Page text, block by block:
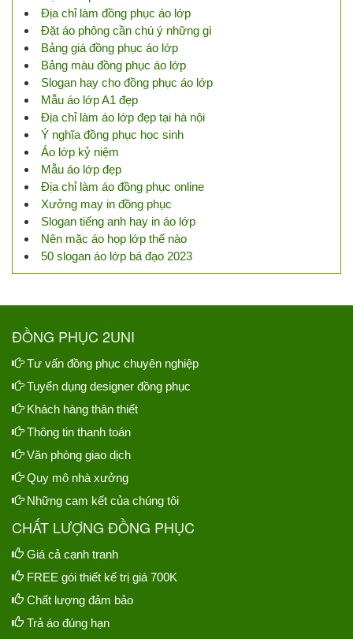
Địa chỉ làm đồng phục áo lớp
Đặt áo phông cần chú ý những gì
Bảng giá đồng phục áo lớp
Bảng màu đồng phục áo lớp
Slogan hay cho đồng phục áo lớp
Mẫu áo lớp A1 đẹp
Địa chỉ làm áo lớp đẹp tại hà nội
Ý nghĩa đồng phục học sinh
Áo lớp kỷ niệm
Mẫu áo lớp đẹp
Địa chỉ làm áo đồng phục online
Xưởng may in đồng phục
Slogan tiếng anh hay in áo lớp
Nên mặc áo họp lớp thế nào
50 slogan áo lớp bá đạo 2023
ĐỒNG PHỤC 2UNI
Tư vấn đồng phục chuyên nghiệp
Tuyển dụng designer đồng phục
Khách hàng thân thiết
Thông tin thanh toán
Văn phòng giao dịch
Quy mô nhà xưởng
Những cam kết của chúng tôi
CHẤT LƯỢNG ĐỒNG PHỤC
Giá cả cạnh tranh
FREE gói thiết kế trị giá 700K
Chất lượng đảm bảo
Trả áo đúng hạn